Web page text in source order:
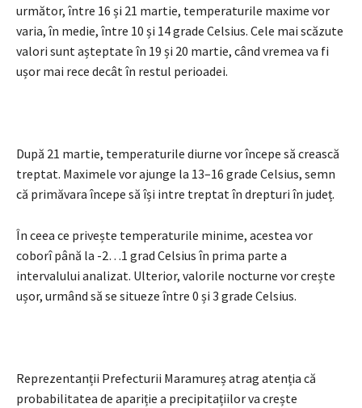
următor, între 16 și 21 martie, temperaturile maxime vor
varia, în medie, între 10 și 14 grade Celsius. Cele mai scăzute
valori sunt așteptate în 19 și 20 martie, când vremea va fi
ușor mai rece decât în restul perioadei.
După 21 martie, temperaturile diurne vor începe să crească
treptat. Maximele vor ajunge la 13–16 grade Celsius, semn
că primăvara începe să își intre treptat în drepturi în județ.
În ceea ce privește temperaturile minime, acestea vor
coborî până la -2…1 grad Celsius în prima parte a
intervalului analizat. Ulterior, valorile nocturne vor crește
ușor, urmând să se situeze între 0 și 3 grade Celsius.
Reprezentanții Prefecturii Maramureș atrag atenția că
probabilitatea de apariție a precipitațiilor va crește